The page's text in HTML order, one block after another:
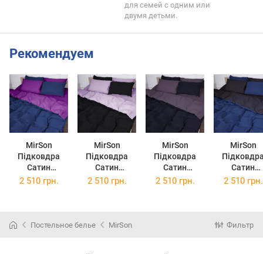
для семей с одним или
двумя детьми.
Рекомендуем
MirSon
Підковдра
Сатин
Premium
MirSon
Підковдра
Сатин
Premium
MirSon
Підковдра
Сатин
Premium
MirSon
Сатин
Premium
2 510 грн. 2 510 грн. 2 510 грн. 2 510 грн.
Постельное белье MirSon Фильтр